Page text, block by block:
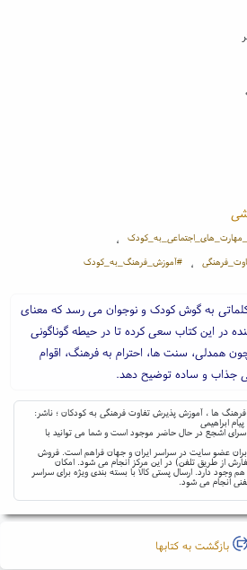
،
، #آموزش_فرهنگ_به_کودک
به گوش کودک و نوجوان می رسد که معنای
در این کتاب سعی کرده تا در حیطه گوناگونی
همدلی، سنت ها، احترام به فرهنگ، اقوام
جذاب و ساده توضیح دهد.
فرهنگ ها ، آموزش پذیرش تفاوت فرهنگی به کودکان ؛ ناشر:
ابراهیمی
سرای اشجع در حال حاضر موجود است و شما می توانید با
کاربران عضو سایت در سراسر ایران و جهان فراهم است. فروش
از طریق تلفن) در این مرکز انجام می شود. امکان
وجود دارد. ارسال پستی کالا با بسته بندی ویژه برای سراسر
انجام می شود.
بازگشت به کتابها